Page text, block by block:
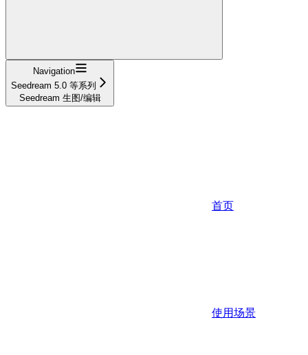
Navigation
Seedream 5.0 等系列
Seedream 生图/编辑
首页
使用场景